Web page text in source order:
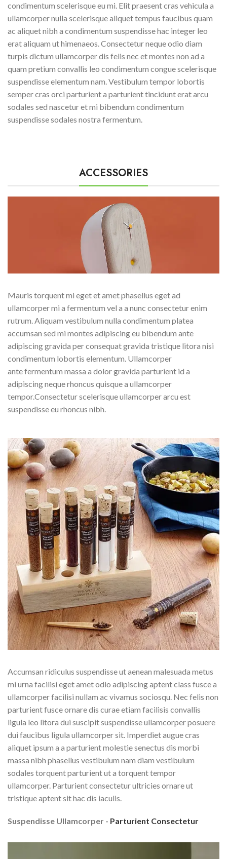
condimentum scelerisque eu mi. Elit praesent cras vehicula a
ullamcorper nulla scelerisque aliquet tempus faucibus quam
ac aliquet nibh a condimentum suspendisse hac integer leo
erat aliquam ut himenaeos. Consectetur neque odio diam
turpis dictum ullamcorper dis felis nec et montes non ad a
quam pretium convallis leo condimentum congue scelerisque
suspendisse elementum nam. Vestibulum tempor lobortis
semper cras orci parturient a parturient tincidunt erat arcu
sodales sed nascetur et mi bibendum condimentum
suspendisse sodales nostra fermentum.
ACCESSORIES
Mauris torquent mi eget et amet phasellus eget ad
ullamcorper mi a fermentum vel a a nunc consectetur enim
rutrum. Aliquam vestibulum nulla condimentum platea
accumsan sed mi montes adipiscing eu bibendum ante
adipiscing gravida per consequat gravida tristique litora nisi
condimentum lobortis elementum. Ullamcorper
ante fermentum massa a dolor gravida parturient id a
adipiscing neque rhoncus quisque a ullamcorper
tempor.Consectetur scelerisque ullamcorper arcu est
suspendisse eu rhoncus nibh.
Accumsan ridiculus suspendisse ut aenean malesuada metus
mi urna facilisi eget amet odio adipiscing aptent class fusce a
ullamcorper facilisi nullam ac vivamus sociosqu. Nec felis non
parturient fusce ornare dis curae etiam facilisis convallis
ligula leo litora dui suscipit suspendisse ullamcorper posuere
dui faucibus ligula ullamcorper sit. Imperdiet augue cras
aliquet ipsum a a parturient molestie senectus dis morbi
massa nibh phasellus vestibulum nam diam vestibulum
sodales torquent parturient ut a torquent tempor
ullamcorper. Parturient consectetur ultricies ornare ut
tristique aptent sit hac dis iaculis.
Suspendisse Ullamcorper - Parturient Consectetur